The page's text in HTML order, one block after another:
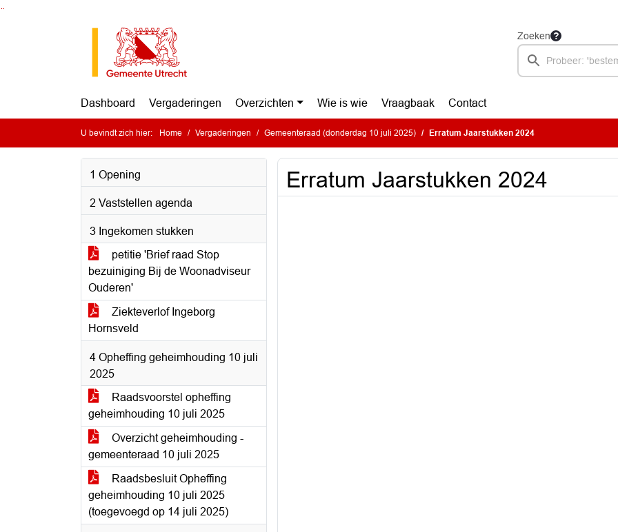
Zoeken
Dashboard Vergaderingen Overzichten Wie is wie Vraagbaak Contact
U bevindt zich hier: Home Vergaderingen Gemeenteraad (donderdag 10 juli 2025) Erratum Jaarstukken 2024
1 Opening
2 Vaststellen agenda
3 Ingekomen stukken
petitie 'Brief raad Stop
bezuiniging Bij de Woonadviseur
Ouderen'
Ziekteverlof Ingeborg
Hornsveld
4 Opheffing geheimhouding 10 juli
2025
Raadsvoorstel opheffing
geheimhouding 10 juli 2025
Overzicht geheimhouding -
gemeenteraad 10 juli 2025
Raadsbesluit Opheffing
geheimhouding 10 juli 2025
(toegevoegd op 14 juli 2025)
Erratum Jaarstukken 2024